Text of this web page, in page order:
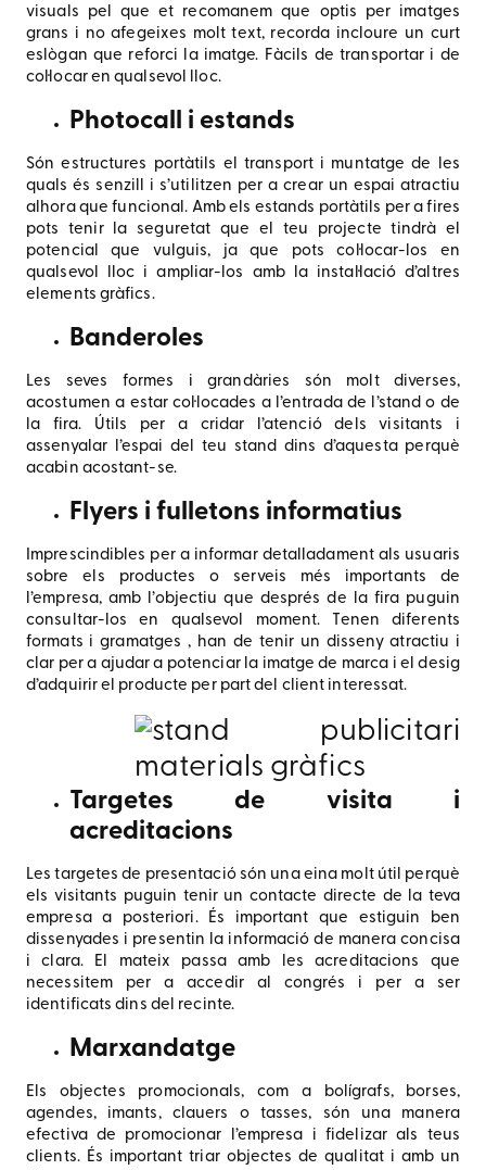
visuals pel que et recomanem que optis per imatges
grans i no afegeixes molt text, recorda incloure un curt
eslògan que reforci la imatge. Fàcils de transportar i de
col·locar en qualsevol lloc.
Photocall i estands
Són estructures portàtils el transport i muntatge de les
quals és senzill i s’utilitzen per a crear un espai atractiu
alhora que funcional. Amb els estands portàtils per a fires
pots tenir la seguretat que el teu projecte tindrà el
potencial que vulguis, ja que pots col·locar-los en
qualsevol lloc i ampliar-los amb la instal·lació d’altres
elements gràfics.
Banderoles
Les seves formes i grandàries són molt diverses,
acostumen a estar col·locades a l’entrada de l’stand o de
la fira. Útils per a cridar l’atenció dels visitants i
assenyalar l’espai del teu stand dins d’aquesta perquè
acabin acostant-se.
Flyers i fulletons informatius
Imprescindibles per a informar detalladament als usuaris
sobre els productes o serveis més importants de
l’empresa, amb l’objectiu que després de la fira puguin
consultar-los en qualsevol moment. Tenen diferents
formats i gramatges , han de tenir un disseny atractiu i
clar per a ajudar a potenciar la imatge de marca i el desig
d’adquirir el producte per part del client interessat.
Targetes de visita i
acreditacions
Les targetes de presentació són una eina molt útil perquè
els visitants puguin tenir un contacte directe de la teva
empresa a posteriori. És important que estiguin ben
dissenyades i presentin la informació de manera concisa
i clara. El mateix passa amb les acreditacions que
necessitem per a accedir al congrés i per a ser
identificats dins del recinte.
Marxandatge
Els objectes promocionals, com a bolígrafs, borses,
agendes, imants, clauers o tasses, són una manera
efectiva de promocionar l’empresa i fidelizar als teus
clients. És important triar objectes de qualitat i amb un